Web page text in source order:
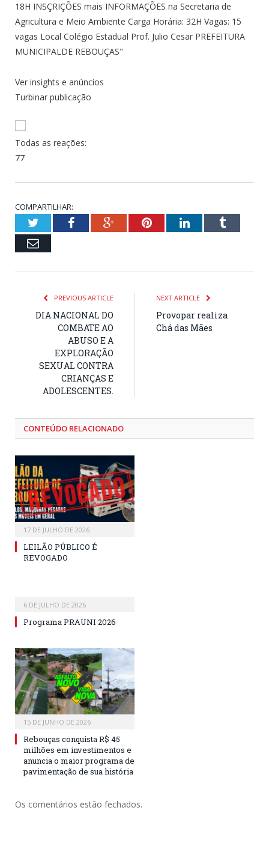
Ver insights e anúncios
Turbinar publicação
Todas as reações:
77
COMPARTILHAR:
TwitterFacebookGoogle+PinterestLinkedInTumblr
Email
PREVIOUS ARTICLE
DIA NACIONAL DO
COMBATE AO
ABUSO E A
EXPLORAÇÃO
SEXUAL CONTRA
CRIANÇAS E
ADOLESCENTES.
NEXT ARTICLE
Provopar realiza
Chá das Mães
CONTEÚDO RELACIONADO
17 DE JULHO DE 2026
LEILÃO PÚBLICO É
REVOGADO
6 DE JULHO DE 2026
Programa PRAUNI 2026
15 DE JUNHO DE 2026
Rebouças conquista R$ 45
milhões em investimentos e
anuncia o maior programa de
pavimentação de sua história
Os comentários estão fechados.